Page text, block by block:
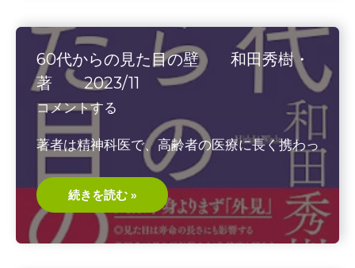
目
の
壁
そ
の
２
異
性
へ
の
関
心
60代からの見た目の壁 和田秀樹・
著 2023/11
コメントする
著者は精神科医で、高齢者の医療に長く携わっ
60
代
か
ら
の
続きを読む »